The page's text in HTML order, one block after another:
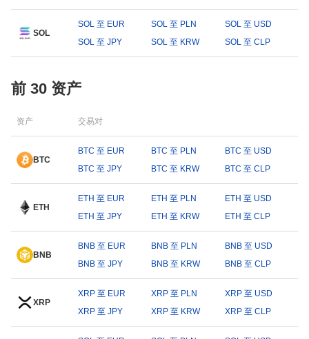
SOL
SOL 至 EUR SOL 至 PLN
SOL 至 USD
SOL 至 JPY
SOL 至 KRW SOL 至 CLP
前 30 资产
资产 交易对
BTC
BTC 至 EUR BTC 至 PLN
BTC 至 USD
BTC 至 JPY
BTC 至 KRW BTC 至 CLP
ETH
ETH 至 EUR ETH 至 PLN
ETH 至 USD
ETH 至 JPY
ETH 至 KRW ETH 至 CLP
BNB
BNB 至 EUR BNB 至 PLN
BNB 至 USD
BNB 至 JPY
BNB 至 KRW BNB 至 CLP
XRP
XRP 至 EUR XRP 至 PLN
XRP 至 USD
XRP 至 JPY
XRP 至 KRW XRP 至 CLP